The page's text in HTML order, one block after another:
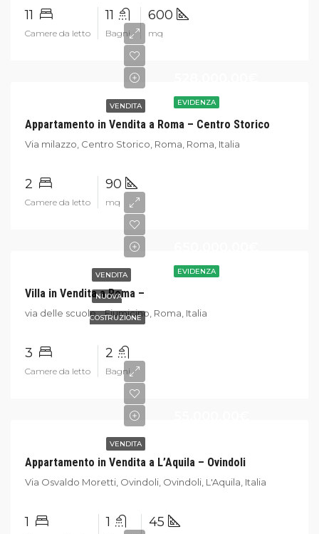
11
Camere da letto
11
Bagni
600
mq
EVIDENZA
VENDITA
Appartamento in Vendita a Roma – Centro Storico
Via milazzo, Centro Storico, Roma, Roma, Italia
2
Camere da letto
90
mq
EVIDENZA
VENDITA
NUOVA
COSTRUZIONE
Villa in Vendita a Roma –
via delle scuole, , Fiumicino, Roma, Italia
3
Camere da letto
2
Bagni
VENDITA
Appartamento in Vendita a L’Aquila – Ovindoli
Via Osvaldo Moretti, Ovindoli, Ovindoli, L'Aquila, Italia
1 1 45